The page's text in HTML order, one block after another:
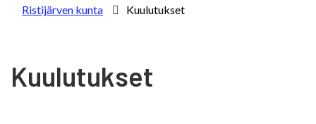
Ristijärven kunta Kuulutukset
Kuulutukset